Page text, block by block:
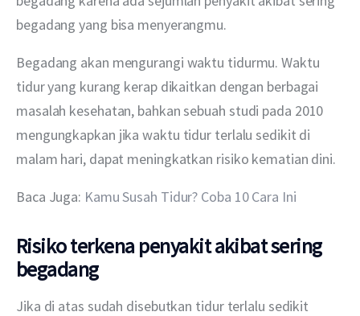
Layanan
begadang yang bisa menyerangmu.
Begadang akan mengurangi waktu tidurmu. Waktu
tidur yang kurang kerap dikaitkan dengan berbagai
masalah kesehatan, bahkan sebuah studi pada 2010
mengungkapkan jika waktu tidur terlalu sedikit di
malam hari, dapat meningkatkan risiko kematian dini.
Baca Juga: Kamu Susah Tidur? Coba 10 Cara Ini
Risiko terkena penyakit akibat sering
begadang
Jika di atas sudah disebutkan tidur terlalu sedikit